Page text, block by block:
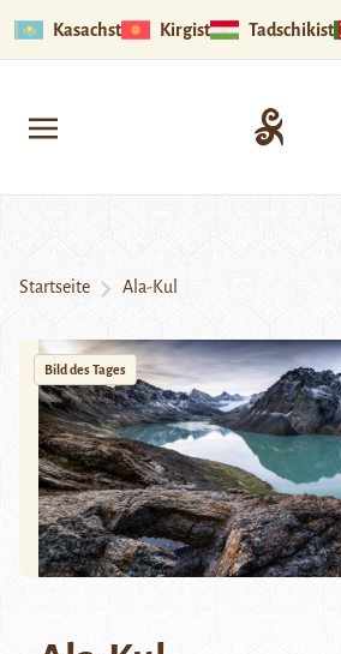
Kasachstan Kirgistan
Startseite Ala-Kul
Bild des Tages